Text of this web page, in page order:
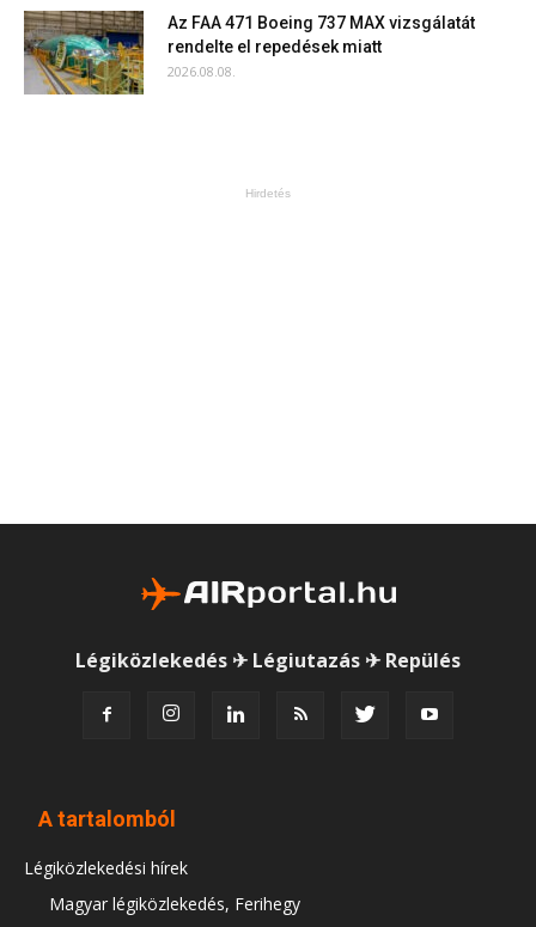
Az FAA 471 Boeing 737 MAX vizsgálatát
rendelte el repedések miatt
2026.08.08.
Hirdetés
Légiközlekedés ✈ Légiutazás ✈ Repülés
A tartalomból
Légiközlekedési hírek
Magyar légiközlekedés, Ferihegy